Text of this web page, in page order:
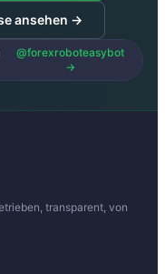
ansehen →
@forexroboteasybot
→
transparent, von